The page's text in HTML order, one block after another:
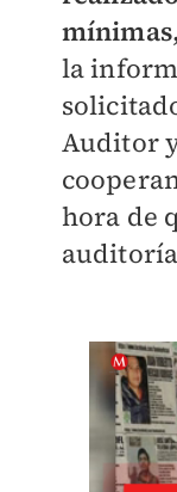
la
Auditor
hora de